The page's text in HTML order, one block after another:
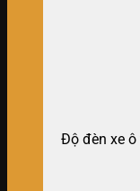
Độ đèn xe ô